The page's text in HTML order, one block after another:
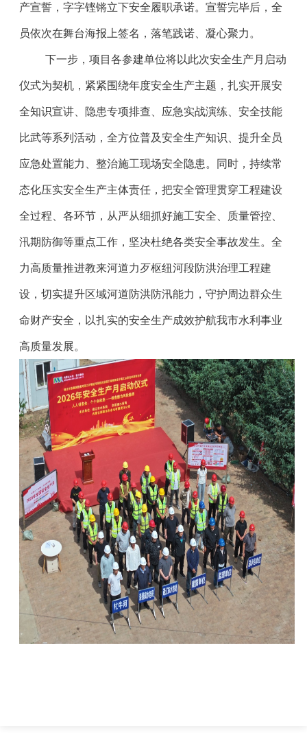
产宣誓，字字铿锵立下安全履职承诺。宣誓完毕后，全
员依次在舞台海报上签名，落笔践诺、凝心聚力。
下一步，项目各参建单位将以此次安全生产月启动
仪式为契机，紧紧围绕年度安全生产主题，扎实开展安
全知识宣讲、隐患专项排查、应急实战演练、安全技能
比武等系列活动，全方位普及安全生产知识、提升全员
应急处置能力、整治施工现场安全隐患。同时，持续常
态化压实安全生产主体责任，把安全管理贯穿工程建设
全过程、各环节，从严从细抓好施工安全、质量管控、
汛期防御等重点工作，坚决杜绝各类安全事故发生。全
力高质量推进教来河道力歹枢纽河段防洪治理工程建
设，切实提升区域河道防洪防汛能力，守护周边群众生
命财产安全，以扎实的安全生产成效护航我市水利事业
高质量发展。